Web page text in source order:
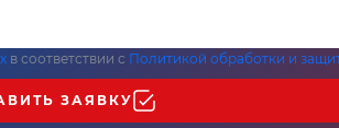
в соответствии с Политикой обработки и
ЗАЯВКУ